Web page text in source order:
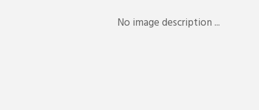
No image description ...